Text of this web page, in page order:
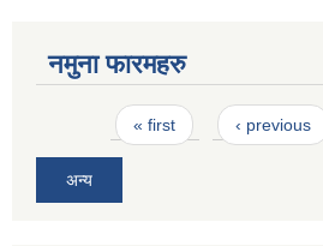
नमुना फारमहरु
Pages« first ‹ previous
अन्य